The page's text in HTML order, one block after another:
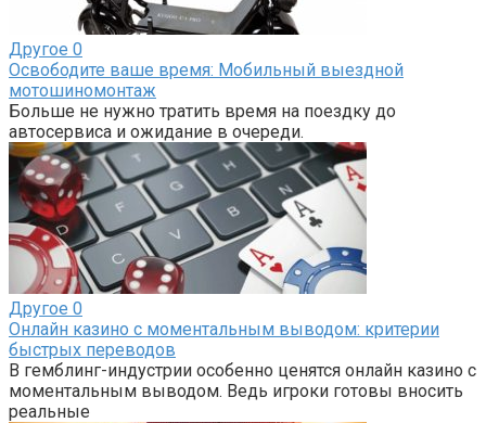
Другое 0
Освободите ваше время: Мобильный выездной
мотошиномонтаж
Больше не нужно тратить время на поездку до
автосервиса и ожидание в очереди.
Другое 0
Онлайн казино с моментальным выводом: критерии
быстрых переводов
В гемблинг-индустрии особенно ценятся онлайн казино с
моментальным выводом. Ведь игроки готовы вносить
реальные